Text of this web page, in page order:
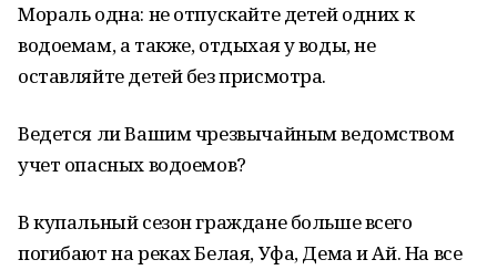
Мораль одна: не отпускайте детей одних к
водоемам, а также, отдыхая у воды, не
оставляйте детей без присмотра.
Ведется ли Вашим чрезвычайным ведомством
учет опасных водоемов?
В купальный сезон граждане больше всего
погибают на реках Белая, Уфа, Дема и Ай. На все